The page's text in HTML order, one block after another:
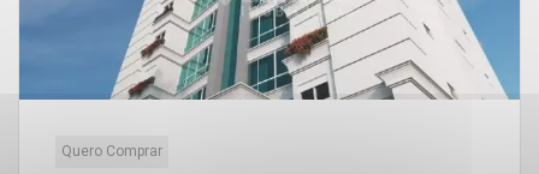
Quero Comprar